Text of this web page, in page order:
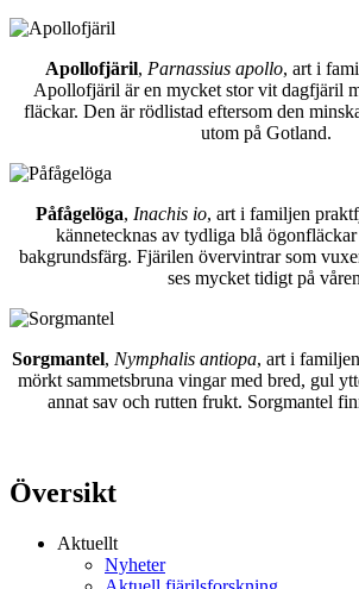
Apollofjäril, Parnassius apollo, art i
Apollofjäril är en mycket stor vit dagfjäril
fläckar. Den är rödlistad eftersom den
utom på Gotland.
Påfågelöga, Inachis io, art i familjen
kännetecknas av tydliga blå
bakgrundsfärg. Fjärilen övervintrar som
ses mycket tidigt på
Sorgmantel, Nymphalis antiopa, art i
mörkt sammetsbruna vingar med bred, gul
annat sav och rutten frukt. Sorgmantel
Översikt
Aktuellt
Nyheter